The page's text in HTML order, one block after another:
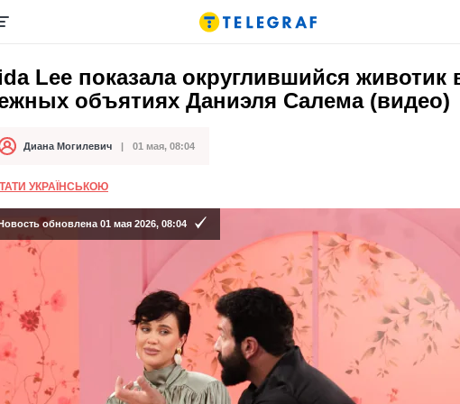
Lee показала округлившийся животик
объятиях Даниэля Салема (видео)
Диана Могилевич
публикации 01 мая, 08:04
УКРАЇНСЬКОЮ
обновлена 01 мая 2026, 08:04